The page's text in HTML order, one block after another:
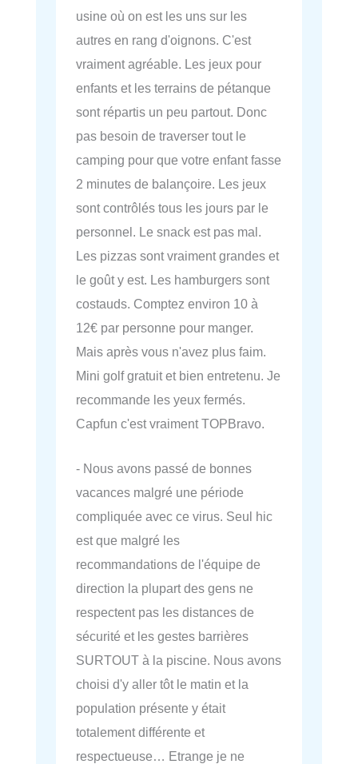
usine où on est les uns sur les
autres en rang d'oignons. C'est
vraiment agréable. Les jeux pour
enfants et les terrains de pétanque
sont répartis un peu partout. Donc
pas besoin de traverser tout le
camping pour que votre enfant fasse
2 minutes de balançoire. Les jeux
sont contrôlés tous les jours par le
personnel. Le snack est pas mal.
Les pizzas sont vraiment grandes et
le goût y est. Les hamburgers sont
costauds. Comptez environ 10 à
12€ par personne pour manger.
Mais après vous n'avez plus faim.
Mini golf gratuit et bien entretenu. Je
recommande les yeux fermés.
Capfun c'est vraiment TOPBravo.
- Nous avons passé de bonnes
vacances malgré une période
compliquée avec ce virus. Seul hic
est que malgré les
recommandations de l'équipe de
direction la plupart des gens ne
respectent pas les distances de
sécurité et les gestes barrières
SURTOUT à la piscine. Nous avons
choisi d'y aller tôt le matin et la
population présente y était
totalement différente et
respectueuse… Etrange je ne